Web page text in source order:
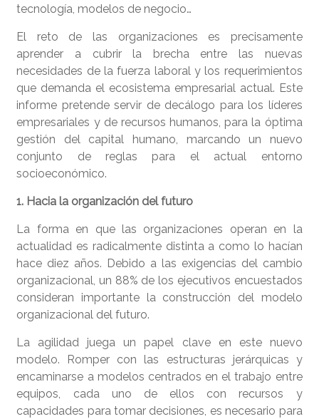
tecnología, modelos de negocio…
El reto de las organizaciones es precisamente
aprender a cubrir la brecha entre las nuevas
necesidades de la fuerza laboral y los requerimientos
que demanda el ecosistema empresarial actual. Este
informe pretende servir de decálogo para los líderes
empresariales y de recursos humanos, para la óptima
gestión del capital humano, marcando un nuevo
conjunto de reglas para el actual entorno
socioeconómico.
1. Hacia la organización del futuro
La forma en que las organizaciones operan en la
actualidad es radicalmente distinta a como lo hacían
hace diez años. Debido a las exigencias del cambio
organizacional, un 88% de los ejecutivos encuestados
consideran importante la construcción del modelo
organizacional del futuro.
La agilidad juega un papel clave en este nuevo
modelo. Romper con las estructuras jerárquicas y
encaminarse a modelos centrados en el trabajo entre
equipos, cada uno de ellos con recursos y
capacidades para tomar decisiones, es necesario para